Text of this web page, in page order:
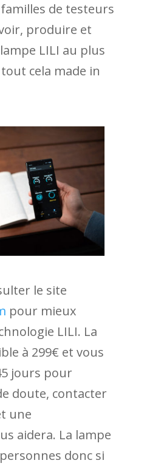
de testeurs
produire et
LILI au plus
cela made in
le site
pour mieux
LILI. La
à 299€ et vous
jours pour
doute, contacter
une
aidera. La lampe
donc si